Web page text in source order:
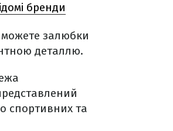
бренди
можете залюбки
деталлю.
спортивних та